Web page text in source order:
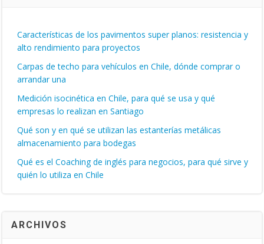
Características de los pavimentos super planos: resistencia y
alto rendimiento para proyectos
Carpas de techo para vehículos en Chile, dónde comprar o
arrandar una
Medición isocinética en Chile, para qué se usa y qué
empresas lo realizan en Santiago
Qué son y en qué se utilizan las estanterías metálicas
almacenamiento para bodegas
Qué es el Coaching de inglés para negocios, para qué sirve y
quién lo utiliza en Chile
ARCHIVOS